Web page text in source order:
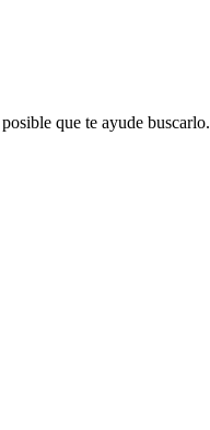
que te ayude buscarlo.